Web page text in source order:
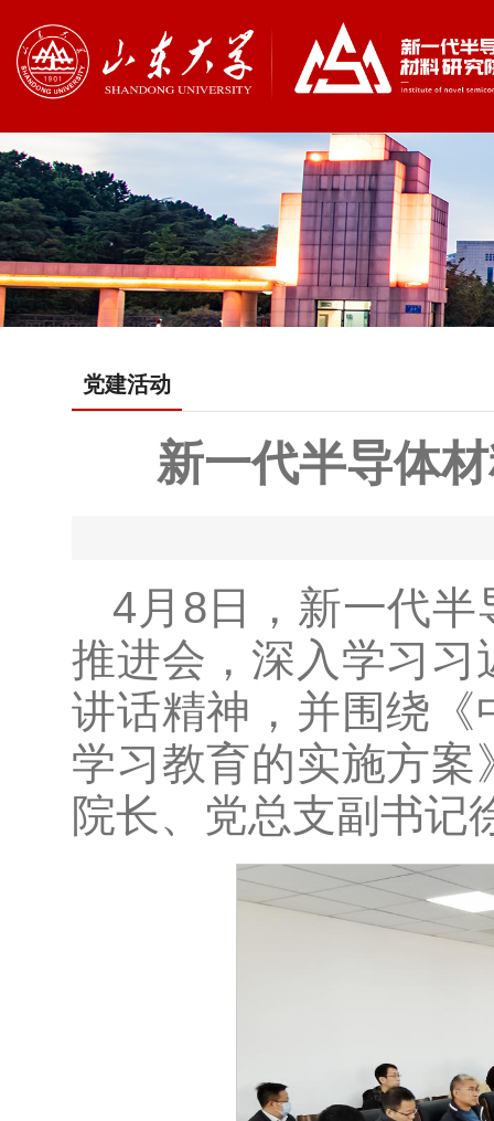
党建活动
新一代半导体
4月8日，新一代
推进会，深入学习
讲话精神，并围绕
学习教育的实施方
院长、党总支副书记